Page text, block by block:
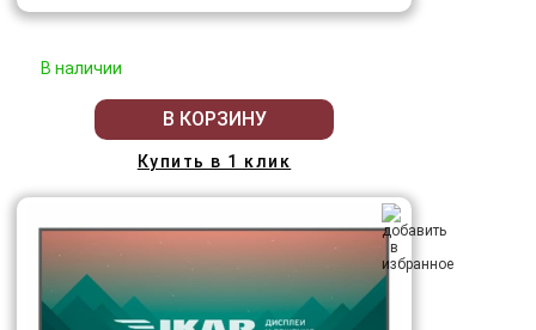
В наличии
В КОРЗИНУ
Купить в 1 клик